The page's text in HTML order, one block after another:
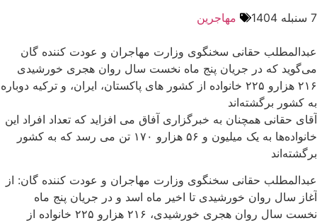
7 سنبله 1404 مهاجرین
عبدالمطلب حقانی سخنگوی وزارت مهاجران و عودت کننده گان
می‌گوید که در جریان پنج ماه نخست سال روان هجری خورشیدی
۲۱۶ هزارو ۲۲۵ خانواده از کشور های پاکستان، ایران، و ترکیه دوباره
به کشور برگشته‌اند
آقای حقانی همچنان به خبرگزاری آفاق می افزاید که تعداد افراد این
خانواده‌ها به یک میلیون و ۵۶ هزارو ۱۷۰ تن می رسد که به کشور
برگشته‌اند
عبدالمطلب حقانی سخنگوی وزارت مهاجران و عودت کننده گان: از
آغاز سال روان خورشیدی تا اخیر ماه اسد و در جریان پنج ماه
نخست سال روان هجری خورشیدی، ۲۱۶ هزارو ۲۲۵ خانواده از